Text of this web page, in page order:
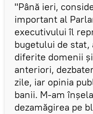
"Până ieri,
important al
executivului îl
bugetului de
diferite domenii
anteriori,
zile, iar opinia
banii. M-am
dezamăgirea pe